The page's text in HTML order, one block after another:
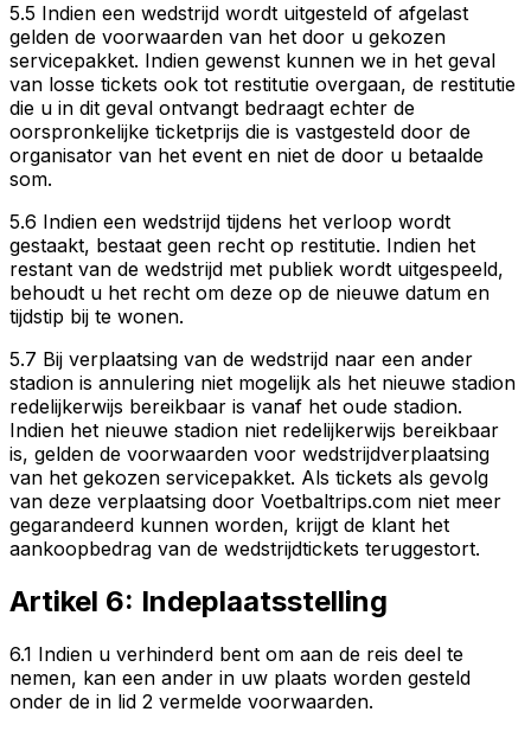
5.5 Indien een wedstrijd wordt uitgesteld of afgelast
gelden de voorwaarden van het door u gekozen
servicepakket. Indien gewenst kunnen we in het geval
van losse tickets ook tot restitutie overgaan, de restitutie
die u in dit geval ontvangt bedraagt echter de
oorspronkelijke ticketprijs die is vastgesteld door de
organisator van het event en niet de door u betaalde
som.
5.6 Indien een wedstrijd tijdens het verloop wordt
gestaakt, bestaat geen recht op restitutie. Indien het
restant van de wedstrijd met publiek wordt uitgespeeld,
behoudt u het recht om deze op de nieuwe datum en
tijdstip bij te wonen.
5.7 Bij verplaatsing van de wedstrijd naar een ander
stadion is annulering niet mogelijk als het nieuwe stadion
redelijkerwijs bereikbaar is vanaf het oude stadion.
Indien het nieuwe stadion niet redelijkerwijs bereikbaar
is, gelden de voorwaarden voor wedstrijdverplaatsing
van het gekozen servicepakket. Als tickets als gevolg
van deze verplaatsing door Voetbaltrips.com niet meer
gegarandeerd kunnen worden, krijgt de klant het
aankoopbedrag van de wedstrijdtickets teruggestort.
Artikel 6: Indeplaatsstelling
6.1 Indien u verhinderd bent om aan de reis deel te
nemen, kan een ander in uw plaats worden gesteld
onder de in lid 2 vermelde voorwaarden.